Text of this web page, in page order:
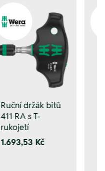
Ruční držák bitů
411 RA s T-
rukojetí
1.693,53 Kč